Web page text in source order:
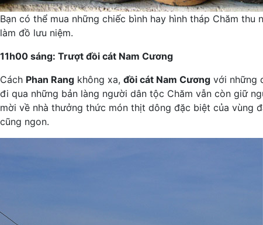
Bạn có thể mua những chiếc bình hay hình tháp Chăm thu
làm đồ lưu niệm.
11h00 sáng: Trượt đồi cát Nam Cương
Cách Phan Rang không xa, đồi cát Nam Cương với những
đi qua những bản làng người dân tộc Chăm vẫn còn giữ
mời về nhà thưởng thức món thịt dông đặc biệt của vùng
cũng ngon.